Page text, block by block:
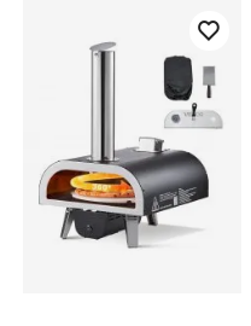
macchina del ghiaccio
macchina del ghiaccio
tritaghiaccio macchine
macchina del